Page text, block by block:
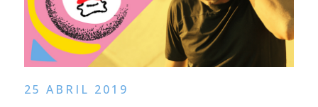
25 ABRIL 2019